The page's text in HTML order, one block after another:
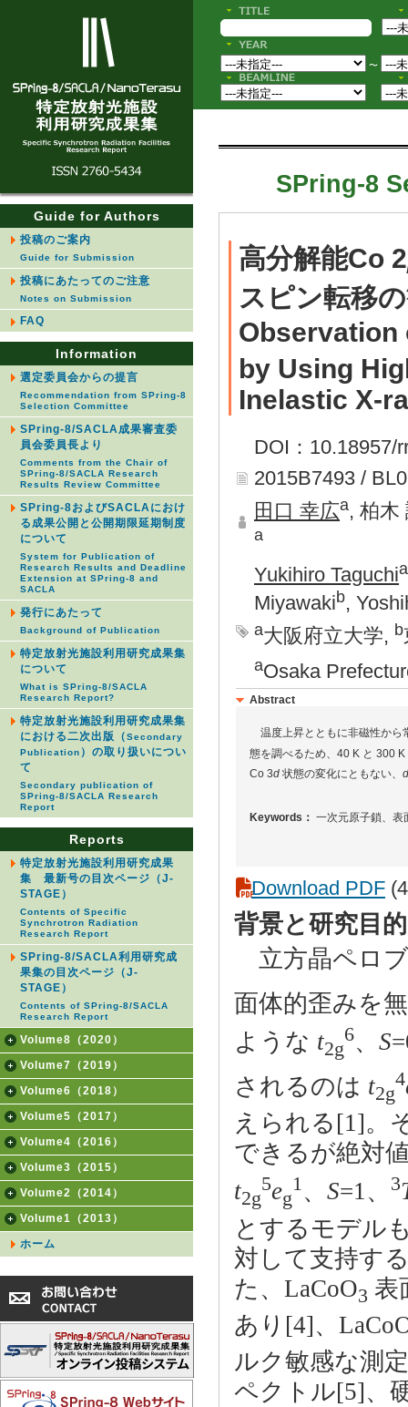
Guide for Authors
投稿のご案内
Guide for Submission
投稿にあたってのご注意
Notes on Submission
FAQ
Information
選定委員会からの提言
Recommendation from SPring-8
Selection Committee
SPring-8/SACLA成果審査委
員会委員長より
Comments from the Chair of
SPring-8/SACLA Research
Results Review Committee
SPring-8およびSACLAにおけ
る成果公開と公開期限延期制度
について
System for Publication of
Research Results and Deadline
Extension at SPring-8 and
SACLA
発行にあたって
Background of Publication
特定放射光施設利用研究成果集
について
What is SPring-8/SACLA
Research Report?
特定放射光施設利用研究成果集
における二次出版（Secondary
Publication ）の取り扱いについ
て
Secondary publication of
SPring-8/SACLA Research
Report
Reports
特定放射光施設利用研究成果
集 最新号の目次ページ（J-
STAGE）
Contents of Specific
Synchrotron Radiation
Research Report
SPring-8/SACLA利用研究成
果集の目次ページ（J-
STAGE）
Contents of SPring-8/SACLA
Research Report
Volume8（2020）
Volume7（2019）
Volume6（2018）
Volume5（2017）
Volume4（2016）
Volume3（2015）
Volume2（2014）
Volume1（2013）
ホーム
〜
SPring-8
高分解能Co 2
スピン転移
Observation
by Using
Inelastic X-
DOI：10.18957/
2015B7493 /
田口 幸広a, 柏木
a
Yukihiro Taguchia
Miyawakib,
a大阪府立大学, b
aOsaka
Abstract
温度上昇とともに非磁性から
態を調べるため、40 K と 300
Co 3d 状態の変化にともない、
Keywords： 一次元原子鎖、表
Download PDF
背景と研究目
立方晶ペロ
面体的歪みを
ような t2g
6、 S
されるのは t2g
4
えられる[1]。
できるが絶対
t2g
5eg
1、 S=1、 3
とするモデル
対して支持す
た、LaCoO3 表
あり[4]、
ルク敏感な測
ペクトル[5]、